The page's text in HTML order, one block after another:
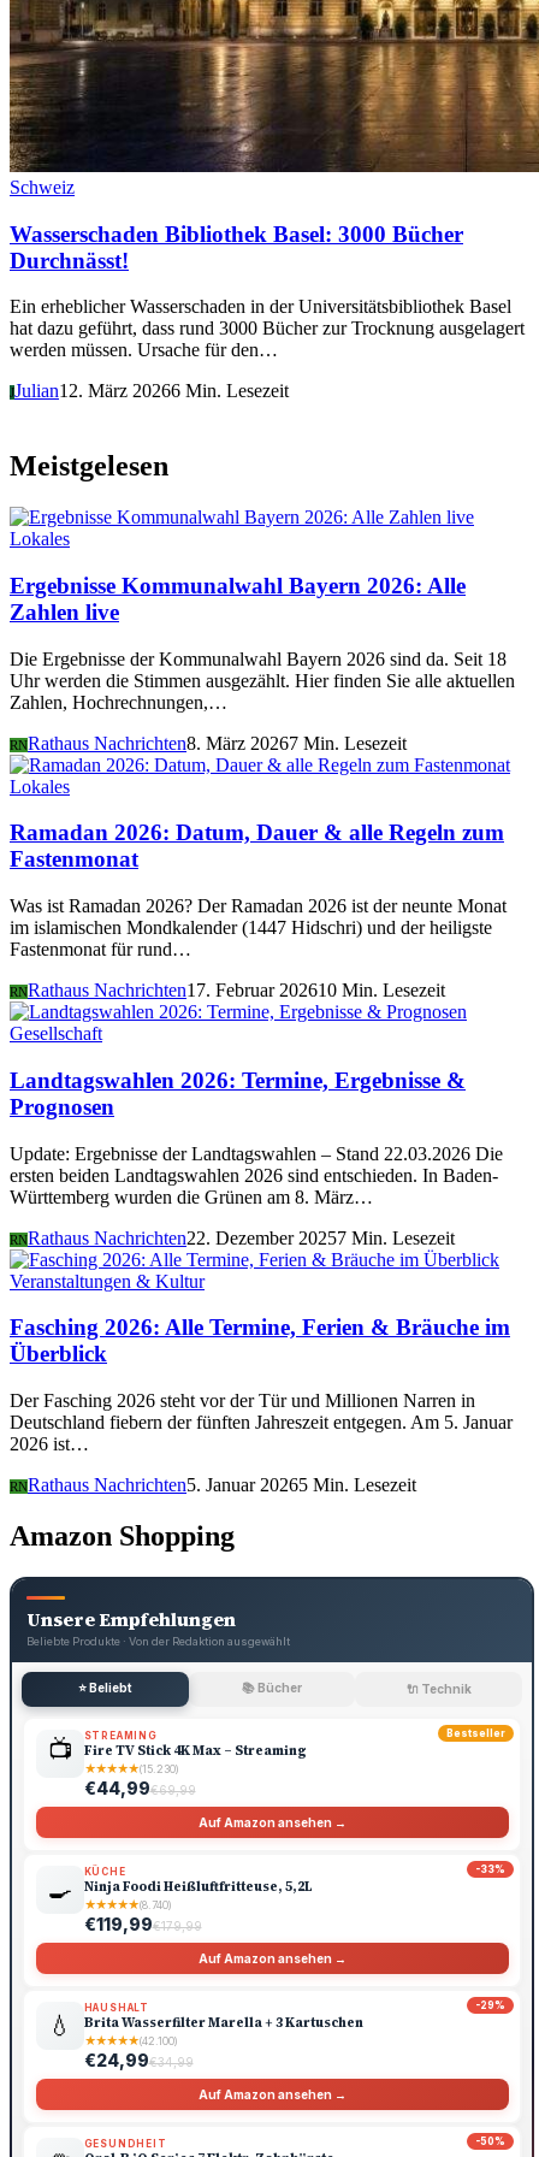
Schweiz
Wasserschaden Bibliothek Basel: 3000 Bücher
Durchnässt!
Ein erheblicher Wasserschaden in der Universitätsbibliothek Basel
hat dazu geführt, dass rund 3000 Bücher zur Trocknung ausgelagert
werden müssen. Ursache für den…
JJulian12. März 20266 Min. Lesezeit
Meistgelesen
Lokales
Ergebnisse Kommunalwahl Bayern 2026: Alle
Zahlen live
Die Ergebnisse der Kommunalwahl Bayern 2026 sind da. Seit 18
Uhr werden die Stimmen ausgezählt. Hier finden Sie alle aktuellen
Zahlen, Hochrechnungen,…
RNRathaus Nachrichten8. März 20267 Min. Lesezeit
Lokales
Ramadan 2026: Datum, Dauer & alle Regeln zum
Fastenmonat
Was ist Ramadan 2026? Der Ramadan 2026 ist der neunte Monat
im islamischen Mondkalender (1447 Hidschri) und der heiligste
Fastenmonat für rund…
RNRathaus Nachrichten17. Februar 202610 Min. Lesezeit
Gesellschaft
Landtagswahlen 2026: Termine, Ergebnisse &
Prognosen
Update: Ergebnisse der Landtagswahlen – Stand 22.03.2026 Die
ersten beiden Landtagswahlen 2026 sind entschieden. In Baden-
Württemberg wurden die Grünen am 8. März…
RNRathaus Nachrichten22. Dezember 20257 Min. Lesezeit
Veranstaltungen & Kultur
Fasching 2026: Alle Termine, Ferien & Bräuche im
Überblick
Der Fasching 2026 steht vor der Tür und Millionen Narren in
Deutschland fiebern der fünften Jahreszeit entgegen. Am 5. Januar
2026 ist…
RNRathaus Nachrichten5. Januar 20265 Min. Lesezeit
Amazon Shopping
Unsere Empfehlungen
Beliebte Produkte · Von der Redaktion ausgewählt
⭐ Beliebt 📚 Bücher 🔌 Technik
Bestseller
📺 STREAMING
Fire TV Stick 4K Max – Streaming
★★★★★(15.230)
€44,99€69,99
Auf Amazon ansehen →
-33%
🍳
KÜCHE
Ninja Foodi Heißluftfritteuse, 5,2L
★★★★★(8.740)
€119,99€179,99
Auf Amazon ansehen →
-29%
💧
HAUSHALT
Brita Wasserfilter Marella + 3 Kartuschen
★★★★★(42.100)
€24,99€34,99
Auf Amazon ansehen →
-50%
GESUNDHEIT